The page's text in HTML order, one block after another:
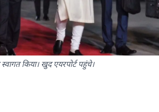
किया। खुद एयरपोर्ट पहुंचे।